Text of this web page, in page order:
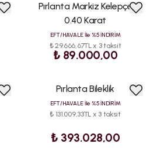
Pırlanta Markiz Kelepçe
0.40 Karat
EFT/HAVALE İle %5 İNDİRİM
₺ 29.666,67TL x 3 taksit
₺ 89.000,00
Pırlanta Bileklik
EFT/HAVALE İle %5 İNDİRİM
₺ 131.009,33TL x 3 taksit
₺ 393.028,00